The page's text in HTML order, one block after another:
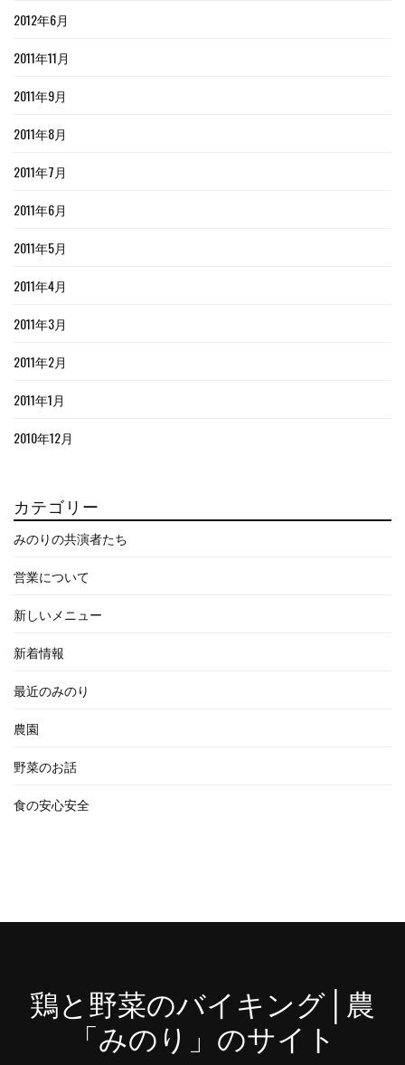
2012年6月
2011年11月
2011年9月
2011年8月
2011年7月
2011年6月
2011年5月
2011年4月
2011年3月
2011年2月
2011年1月
2010年12月
カテゴリー
みのりの共演者たち
営業について
新しいメニュー
新着情報
最近のみのり
農園
野菜のお話
食の安心安全
鶏と野菜のバイキング│農
「みのり」のサイト